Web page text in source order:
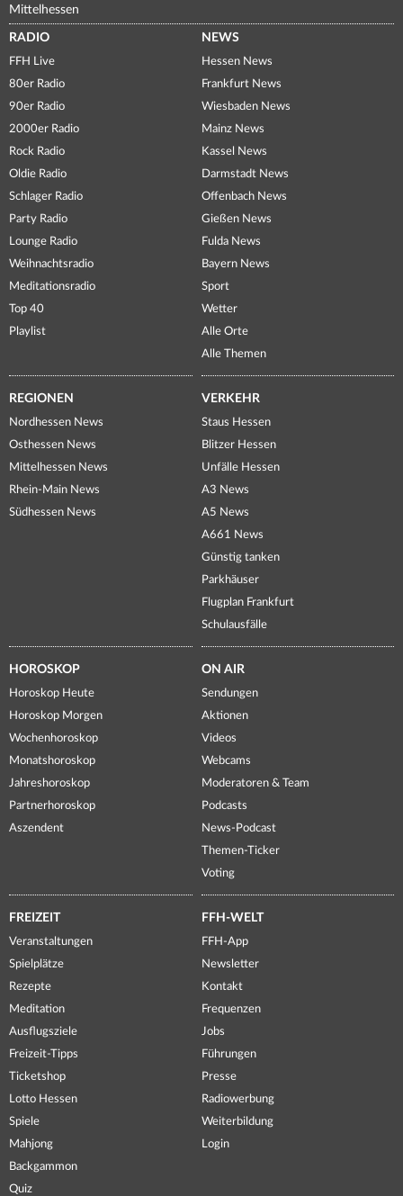
Mittelhessen
RADIO
FFH Live
80er Radio
90er Radio
2000er Radio
Rock Radio
Oldie Radio
Schlager Radio
Party Radio
Lounge Radio
Weihnachtsradio
Meditationsradio
Top 40
Playlist
NEWS
Hessen News
Frankfurt News
Wiesbaden News
Mainz News
Kassel News
Darmstadt News
Offenbach News
Gießen News
Fulda News
Bayern News
Sport
Wetter
Alle Orte
Alle Themen
REGIONEN
Nordhessen News
Osthessen News
Mittelhessen News
Rhein-Main News
Südhessen News
VERKEHR
Staus Hessen
Blitzer Hessen
Unfälle Hessen
A3 News
A5 News
A661 News
Günstig tanken
Parkhäuser
Flugplan Frankfurt
Schulausfälle
HOROSKOP
Horoskop Heute
Horoskop Morgen
Wochenhoroskop
Monatshoroskop
Jahreshoroskop
Partnerhoroskop
Aszendent
ON AIR
Sendungen
Aktionen
Videos
Webcams
Moderatoren & Team
Podcasts
News-Podcast
Themen-Ticker
Voting
FREIZEIT
Veranstaltungen
Spielplätze
Rezepte
Meditation
Ausflugsziele
Freizeit-Tipps
Ticketshop
Lotto Hessen
Spiele
Mahjong
Backgammon
Quiz
FFH-WELT
FFH-App
Newsletter
Kontakt
Frequenzen
Jobs
Führungen
Presse
Radiowerbung
Weiterbildung
Login